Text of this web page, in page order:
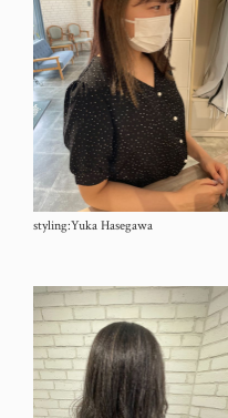
styling:Yuka Hasegawa